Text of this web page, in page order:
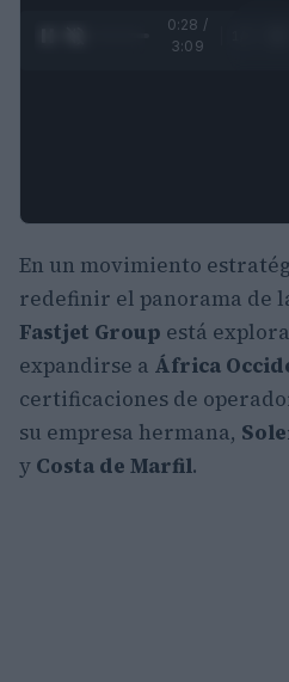
0:29 /
3:09
En un movimiento
redefinir el panorama de
Fastjet Group está
expandirse a África
certificaciones de
su empresa hermana,
y Costa de Marfil.